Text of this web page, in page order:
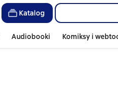
Katalog
Audiobooki Komiksy i